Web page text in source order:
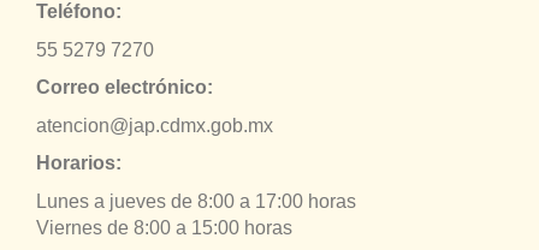
Teléfono:
55 5279 7270
Correo electrónico:
atencion@jap.cdmx.gob.mx
Horarios:
Lunes a jueves de 8:00 a 17:00 horas
Viernes de 8:00 a 15:00 horas